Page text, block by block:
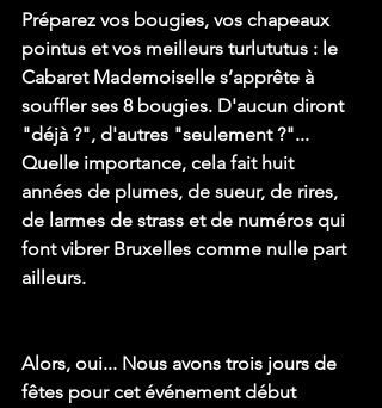
Préparez vos bougies, vos chapeaux
pointus et vos meilleurs turlututus : le
Cabaret Mademoiselle s’apprête à
souffler ses 8 bougies. D'aucun diront
"déjà ?", d'autres "seulement ?"...
Quelle importance, cela fait huit
années de plumes, de sueur, de rires,
de larmes de strass et de numéros qui
font vibrer Bruxelles comme nulle part
ailleurs.
Alors, oui... Nous avons trois jours de
fêtes pour cet événement début